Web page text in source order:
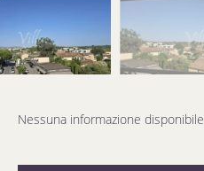
Nessuna informazione disponibile